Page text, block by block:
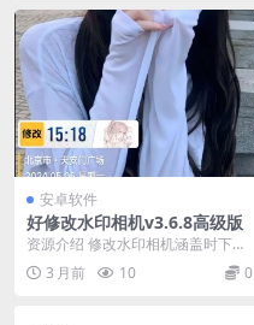
安卓软件
好修改水印相机v3.6.8高级版
资源介绍 修改水印相机涵盖时下热
门工作和生活水印，为您的生活增
添色彩，自由组合水...
3 月前 10 0